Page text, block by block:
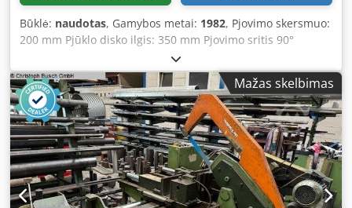
Būklė: naudotas, Gamybos metai: 1982, Pjovimo skersmuo:
200 mm Pjūklo disko ilgis: 350 mm Pjovimo sritis 90°
kampu: apvalus 200 mm Bendras energijos poreikis: 3,0
kW Staklių svoris: apie 0,45 t Matmenys (I x P x A): 1,4 x 1,4
x 1,3 m Automatinis pjovimo staklės su lanku - su tiekimo
ritininėmis bėgiais 1000 mm - Išankstinio nustatymo
skaitiklis Dedey N D H Hopfx Afwskr - Medžiagos atmušėjas
su išleidikliu, maks. 600 mm - Aušinimo įranga
Mažas skelbimas